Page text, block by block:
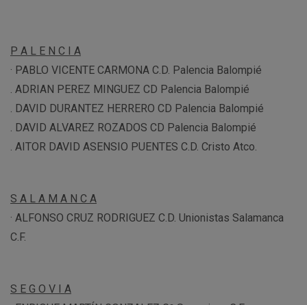
P A L E N C I A
· PABLO VICENTE CARMONA C.D. Palencia Balompié
. ADRIAN PEREZ MINGUEZ CD Palencia Balompié
. DAVID DURANTEZ HERRERO CD Palencia Balompié
. DAVID ALVAREZ ROZADOS CD Palencia Balompié
. AITOR DAVID ASENSIO PUENTES C.D. Cristo Atco.
S A L A M A N C A
· ALFONSO CRUZ RODRIGUEZ C.D. Unionistas Salamanca
C.F.
S E G O V I A